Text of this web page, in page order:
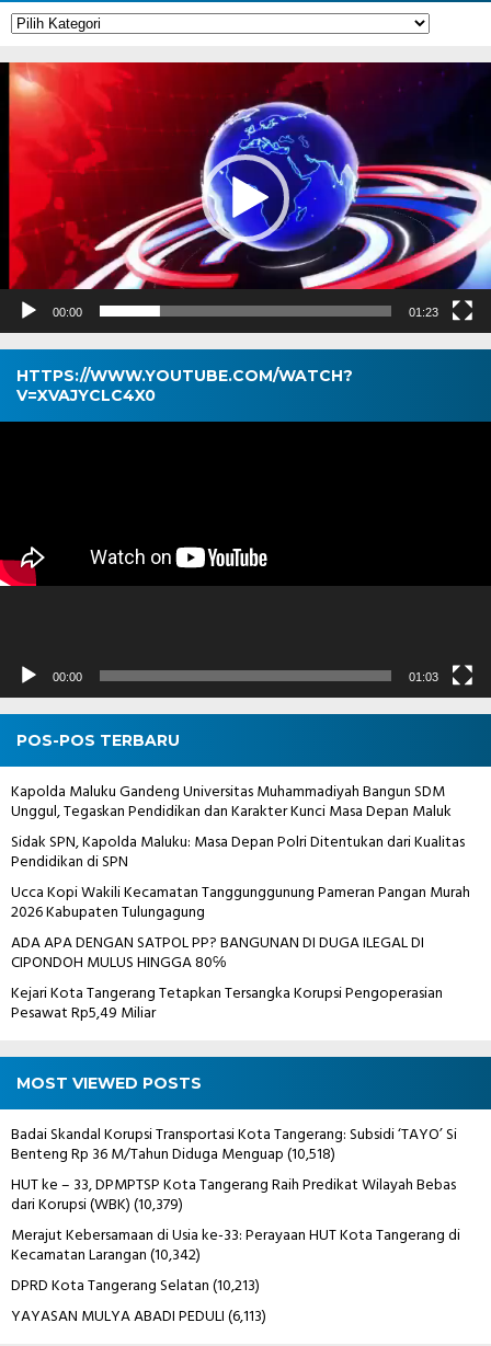
Kategori
Pemutar
Video
00:00 01:23
HTTPS://WWW.YOUTUBE.COM/WATCH?
V=XVAJYCLC4X0
Pemutar
00:00 01:03
POS-POS TERBARU
Kapolda Maluku Gandeng Universitas Muhammadiyah Bangun SDM
Unggul, Tegaskan Pendidikan dan Karakter Kunci Masa Depan Maluk
Sidak SPN, Kapolda Maluku: Masa Depan Polri Ditentukan dari Kualitas
Pendidikan di SPN
Ucca Kopi Wakili Kecamatan Tanggunggunung Pameran Pangan Murah
2026 Kabupaten Tulungagung
ADA APA DENGAN SATPOL PP? BANGUNAN DI DUGA ILEGAL DI
CIPONDOH MULUS HINGGA 80℅
Kejari Kota Tangerang Tetapkan Tersangka Korupsi Pengoperasian
Pesawat Rp5,49 Miliar
MOST VIEWED POSTS
Badai Skandal Korupsi Transportasi Kota Tangerang: Subsidi ‘TAYO’ Si
Benteng Rp 36 M/Tahun Diduga Menguap(10,518)
HUT ke – 33, DPMPTSP Kota Tangerang Raih Predikat Wilayah Bebas
dari Korupsi (WBK)(10,379)
Merajut Kebersamaan di Usia ke-33: Perayaan HUT Kota Tangerang di
Kecamatan Larangan(10,342)
DPRD Kota Tangerang Selatan(10,213)
YAYASAN MULYA ABADI PEDULI(6,113)